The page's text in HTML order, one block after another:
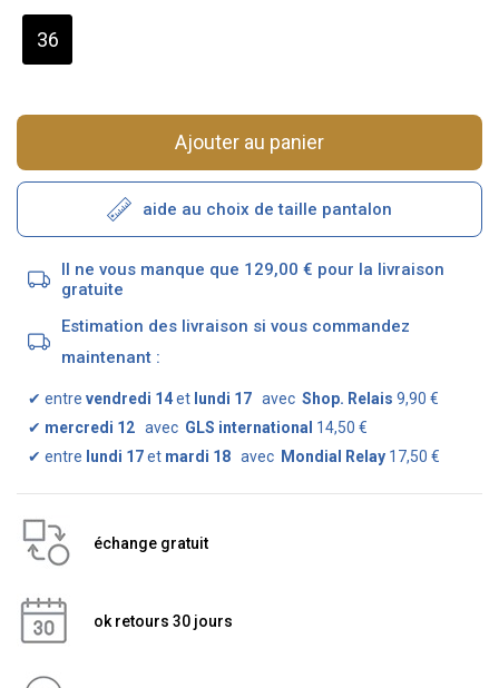
36
Ajouter au panier
aide au choix de taille pantalon
Il ne vous manque que 129,00 € pour la livraison
gratuite
Estimation des livraison si vous commandez
maintenant :
✔ entre vendredi 14et lundi 17 avec Shop. Relais 9,90 €
✔ mercredi 12 avec GLS international 14,50 €
✔ entre lundi 17et mardi 18 avec Mondial Relay 17,50 €
échange gratuit
ok retours 30 jours